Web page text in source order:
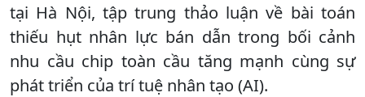
tại Hà Nội, tập trung thảo luận về bài toán
thiếu hụt nhân lực bán dẫn trong bối cảnh
nhu cầu chip toàn cầu tăng mạnh cùng sự
phát triển của trí tuệ nhân tạo (AI).